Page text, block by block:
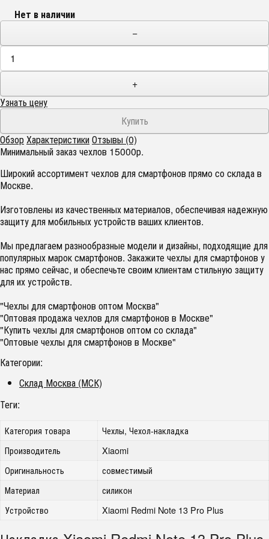
Нет в наличии
−
+
Узнать цену
ОбзорХарактеристикиОтзывы (0)
Минимальный заказ чехлов 15000р.
Широкий ассортимент чехлов для смартфонов прямо со склада в
Москве.
Изготовлены из качественных материалов, обеспечивая надежную
защиту для мобильных устройств ваших клиентов.
Мы предлагаем разнообразные модели и дизайны, подходящие для
популярных марок смартфонов. Закажите чехлы для смартфонов у
нас прямо сейчас, и обеспечьте своим клиентам стильную защиту
для их устройств.
"Чехлы для смартфонов оптом Москва"
"Оптовая продажа чехлов для смартфонов в Москве"
"Купить чехлы для смартфонов оптом со склада"
"Оптовые чехлы для смартфонов в Москве"
Категории:
Склад Москва (МСК)
Теги:
Категория товара
Чехлы, Чехол-накладка
Производитель
Xiaomi
Оригинальность
совместимый
Материал
силикон
Устройство
Xiaomi Redmi Note 13 Pro Plus